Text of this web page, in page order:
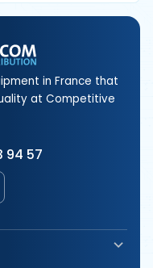
in France that
at Competitive
94 57